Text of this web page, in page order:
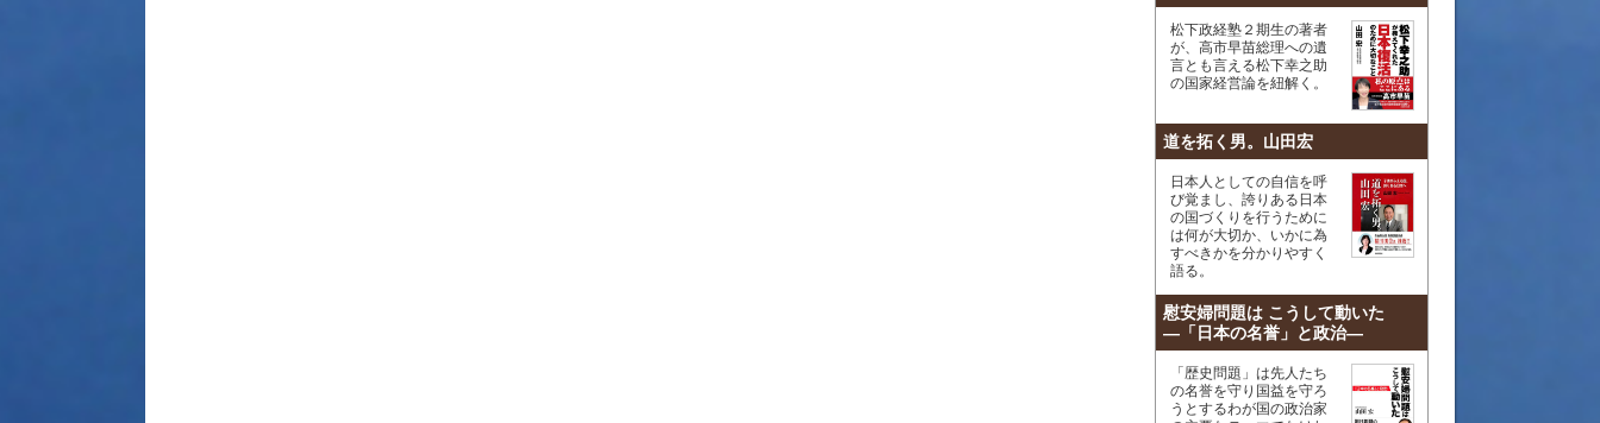
松下政経塾２期生の著者
が、高市早苗総理への遺
言とも言える松下幸之助
の国家経営論を紐解く。
道を拓く男。山田宏
日本人としての自信を呼
び覚まし、誇りある日本
の国づくりを行うために
は何が大切か、いかに為
すべきかを分かりやすく
語る。
慰安婦問題は こうして動いた
―「日本の名誉」と政治―
「歴史問題」は先人たち
の名誉を守り国益を守ろ
うとするわが国の政治家